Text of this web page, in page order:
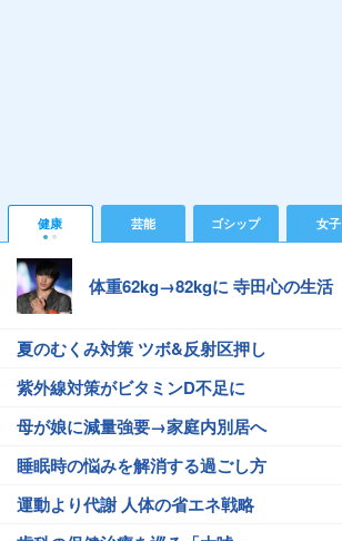
健康 芸能 ゴシップ 女子
体重62kg→82kgに 寺田心の生活
夏のむくみ対策 ツボ&反射区押し
紫外線対策がビタミンD不足に
母が娘に減量強要→家庭内別居へ
睡眠時の悩みを解消する過ごし方
運動より代謝 人体の省エネ戦略